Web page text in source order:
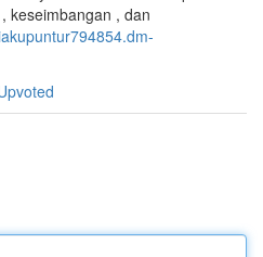
keseimbangan , dan